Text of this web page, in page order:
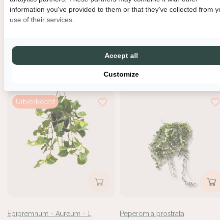
€14,95
Scindapsus - Pictus
€17,95
Uitverkocht
Epipremnum - Aureum - L Peperomia prostrata
information you've provided to them or that they've collected from
use of their services.
Customize
Accept all